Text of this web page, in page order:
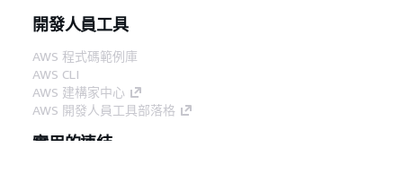
開發人員工具
AWS 程式碼範例庫
AWS CLI
AWS 建構家中心
AWS 開發人員工具部落格
實用的連結